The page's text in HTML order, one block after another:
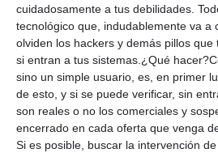
cuidadosamente a tus debilidades.
tecnológico que, indudablemente va a
olviden los hackers y demás pillos
si entran a tus sistemas.¿Qué
sino un simple usuario, es, en primer
de esto, y si se puede verificar, sin
son reales o no los comerciales y
encerrado en cada oferta que venga
Si es posible, buscar la intervención